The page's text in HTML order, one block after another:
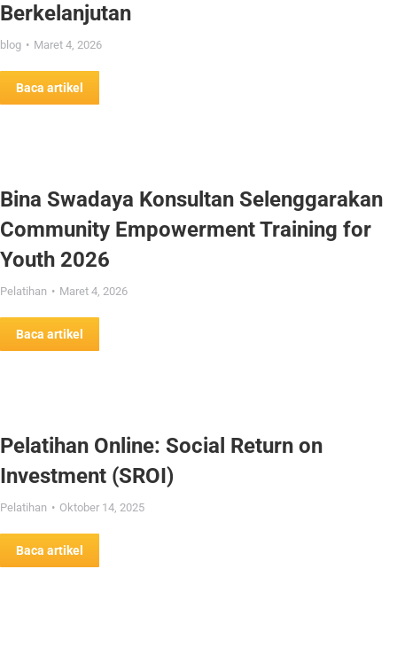
Berkelanjutan
blog Maret 4, 2026
Baca artikel
Bina Swadaya Konsultan Selenggarakan
Community Empowerment Training for
Youth 2026
Pelatihan Maret 4, 2026
Baca artikel
Pelatihan Online: Social Return on
Investment (SROI)
Pelatihan Oktober 14, 2025
Baca artikel